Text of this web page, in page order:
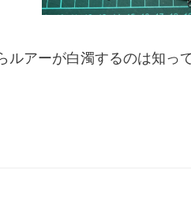
アーが白濁するのは知って